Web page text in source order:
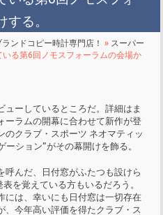
る。
ンドコピー時計専門店！ » スーパー
る第6回ノモスフォーラムの会場か
ューしているところだ。詳細はま
ーラムの開幕に合わせて新作が登
のクラブ・スポーツ ネオマティッ
ーション”がその幕開けを飾る。
んだ、日付窓がふたつも設けら
を覚えている方もいるだろう。
には、幸いにも日付窓は一切存在
、今年高い評価を得たクラブ・ス